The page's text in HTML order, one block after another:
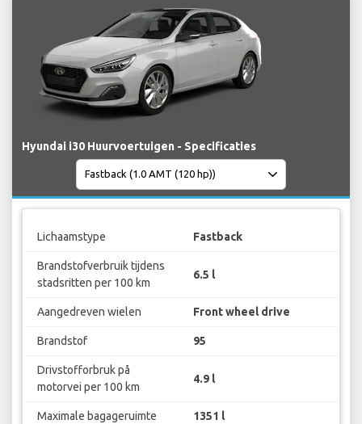
Hyundai i30 Huurvoertuigen - Specificaties
Lichaamstype Fastback
Brandstofverbruik tijdens
stadsritten per 100 km
6.5 l
Aangedreven wielen Front wheel drive
Brandstof 95
Drivstofforbruk på
motorvei per 100 km
4.9 l
Maximale bagageruimte 1351 l